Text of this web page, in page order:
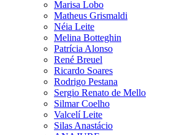
Marisa Lobo
Matheus Grismaldi
Néia Leite
Melina Botteghin
Patrícia Alonso
René Breuel
Ricardo Soares
Rodrigo Pestana
Sergio Renato de Mello
Silmar Coelho
Valcelí Leite
Silas Anastácio